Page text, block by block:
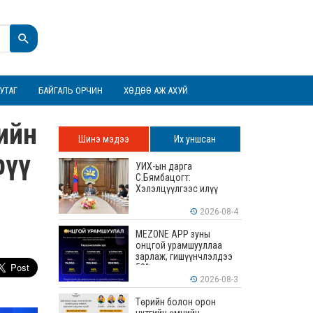
БАЙГАЛЬ ОРЧИН ХӨДӨӨ АЖ АХУЙ
Шинэ мэдээ Их уншсан
УИХ-ын дарга
С.Бямбацогт:
Хэлэлцүүлгээс илүү
илүү бодит үр дүн чухал
2026-08-4
MEZONE APP зуны
онцгой урамшууллаа
зарлаж, гишүүнчлэлдээ
50% хүртэлх хөнгөлөлт
үзүүлж эхэллээ 2026-08-3
Төрийн болон орон